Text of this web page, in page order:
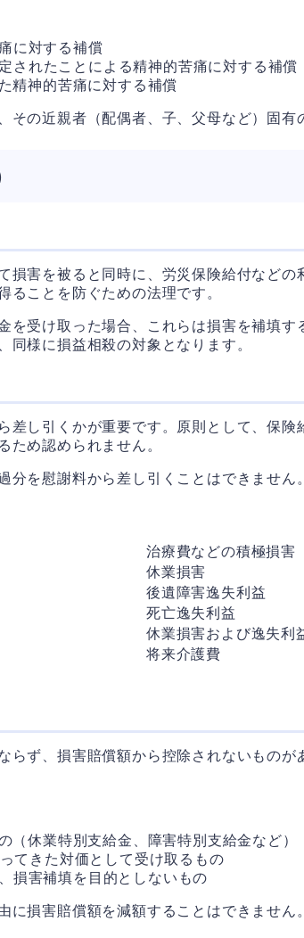
に対する補償
されたことによる精神的苦痛に対する補償
精神的苦痛に対する補償
の近親者（配偶者、子、父母など）固
害を被ると同時に、労災保険給付など
ことを防ぐための法理です。
受け取った場合、これらは損害を補填
様に損益相殺の対象となります。
差し引くかが重要です。原則として、保険
ため認められません。
を慰謝料から差し引くことはできませ
治療費などの積極損害
休業損害
後遺障害逸失利益
死亡逸失利益
休業損害および逸失利
将来介護費
ず、損害賠償額から控除されないもの
休業特別支給金、障害特別支給金など）
てきた対価として受け取るもの
損害補填を目的としないもの
損害賠償額を減額することはできません。